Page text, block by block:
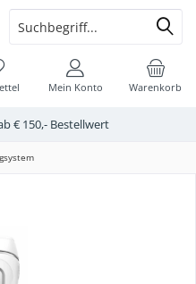
€ 150,- Bestellwert
Warenkorb
Mein Konto